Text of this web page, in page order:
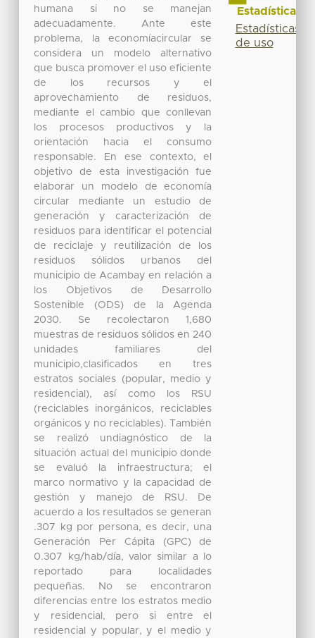
humana si no se manejan
adecuadamente. Ante este
problema, la economíacircular se
considera un modelo alternativo
que busca promover el uso eficiente
de los recursos y el
aprovechamiento de residuos,
mediante el cambio que conllevan
los procesos productivos y la
orientación hacia el consumo
responsable. En ese contexto, el
objetivo de esta investigación fue
elaborar un modelo de economía
circular mediante un estudio de
generación y caracterización de
residuos para identificar el potencial
de reciclaje y reutilización de los
residuos sólidos urbanos del
municipio de Acambay en relación a
los Objetivos de Desarrollo
Sostenible (ODS) de la Agenda
2030. Se recolectaron 1,680
muestras de residuos sólidos en 240
unidades familiares del
municipio,clasificados en tres
estratos sociales (popular, medio y
residencial), así como los RSU
(reciclables inorgánicos, reciclables
orgánicos y no reciclables). También
se realizó undiagnóstico de la
situación actual del municipio donde
se evaluó la infraestructura; el
marco normativo y la capacidad de
gestión y manejo de RSU. De
acuerdo a los resultados se generan
.307 kg por persona, es decir, una
Generación Per Cápita (GPC) de
0.307 kg/hab/día, valor similar a lo
reportado para localidades
pequeñas. No se encontraron
diferencias entre los estratos medio
y residencial, pero si entre el
residencial y popular, y el medio y
Estadísticas
Estadísticas
de uso